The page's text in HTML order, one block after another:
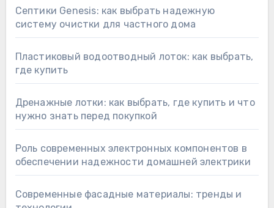
Септики Genesis: как выбрать надежную
систему очистки для частного дома
Пластиковый водоотводный лоток: как выбрать,
где купить
Дренажные лотки: как выбрать, где купить и что
нужно знать перед покупкой
Роль современных электронных компонентов в
обеспечении надежности домашней электрики
Современные фасадные материалы: тренды и